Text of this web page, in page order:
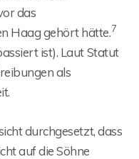
das
Haag gehört hätte.7
ist). Laut Statut
als
durchgesetzt, dass
auf die Söhne